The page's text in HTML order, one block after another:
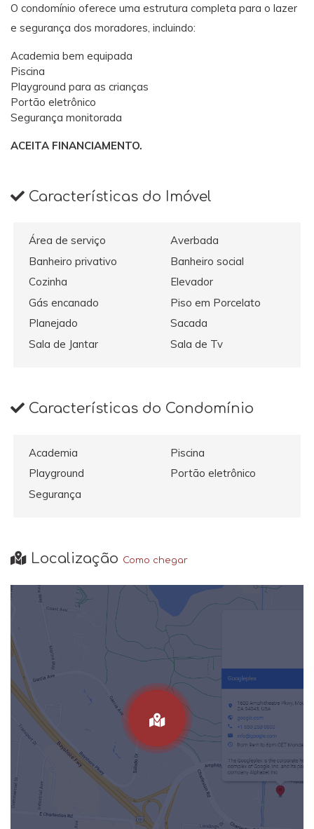
O condomínio oferece uma estrutura completa para o lazer
e segurança dos moradores, incluindo:
Academia bem equipada
Piscina
Playground para as crianças
Portão eletrônico
Segurança monitorada
ACEITA FINANCIAMENTO.
Características do Imóvel
Área de serviço
Averbada
Banheiro privativo
Banheiro social
Cozinha
Elevador
Gás encanado
Piso em Porcelato
Planejado
Sacada
Sala de Jantar
Sala de Tv
Características do Condomínio
Academia
Piscina
Playground
Portão eletrônico
Segurança
Localização Como chegar